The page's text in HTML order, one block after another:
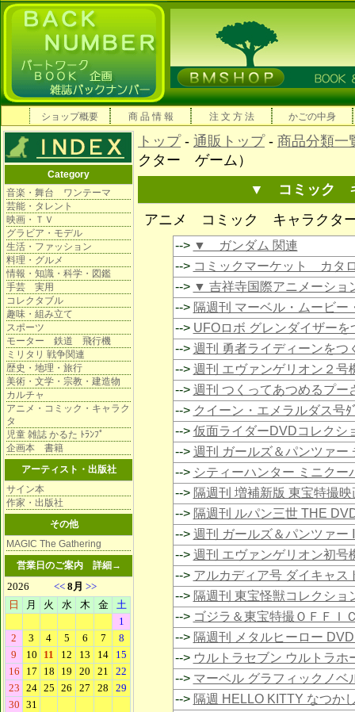
ショップ概要 商 品 情 報 注 文 方 法 かごの中身
Category
音楽・舞台 ワンテーマ
芸能・タレント
映画・ＴＶ
グラビア・モデル
生活・ファッション
料理・グルメ
情報・知識・科学・図鑑
手芸 実用
コレクタブル
趣味・組み立て
スポーツ
モーター 鉄道 飛行機
ミリタリ 戦争関連
歴史・地理・旅行
美術・文学・宗教・建造物
カルチャ
アニメ・コミック・キャラク
タ
児童 雑誌 かるた ﾄﾗﾝﾌﾟ
企画本 書籍
アーティスト・出版社
サイン本
作家・出版社
その他
MAGIC The Gathering
営業日のご案内 詳細→
トップ- 通販トップ- 商品分類一
クター ゲーム）
▼ コミック
アニメ コミック キャラク
--> ▼ ガンダム 関連
--> コミックマーケット カタ
--> ▼ 吉祥寺国際アニメーショ
--> 隔週刊 マーベル・ムービー
--> UFOロボ グレンダイザーを
--> 週刊 勇者ライディーンをつ
--> 週刊 エヴァンゲリオン２号
--> 週刊 つくってあつめるプー
--> クイーン・エメラルダス号ﾀ
--> 仮面ライダーDVDコレクシ
--> 週刊 ガールズ＆パンツァー
--> シティーハンター ミニクー
--> 隔週刊 増補新版 東宝特撮
--> 隔週刊 ルパン三世 THE
--> 週刊 ガールズ＆パンツァ
--> 週刊 エヴァンゲリオン初号
--> アルカディア号 ダイキャス
--> 隔週刊 東宝怪獣コレクショ
--> ゴジラ＆東宝特撮ＯＦＦ
--> 隔週刊 メタルヒーロー
--> ウルトラセブン ウルトラホ
--> マーベル グラフィックノベ
--> 隔週 HELLO KITTY なつか